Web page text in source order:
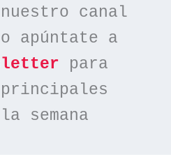
canal
o apúntate a
para
semana